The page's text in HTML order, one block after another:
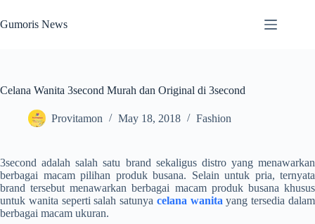
to
content
Gumoris News
Celana Wanita 3second Murah dan Original di 3second
Provitamon May 18, 2018 Fashion
3second adalah salah satu brand sekaligus distro yang menawarkan
berbagai macam pilihan produk busana. Selain untuk pria, ternyata
brand tersebut menawarkan berbagai macam produk busana khusus
untuk wanita seperti salah satunya celana wanita yang tersedia dalam
berbagai macam ukuran.